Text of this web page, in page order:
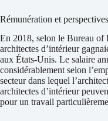
Rémunération et
En 2018, selon le Bureau
architectes d’intérieur
aux États-Unis. Le salaire
considérablement selon
secteur dans lequel
architectes d’intérieur
pour un travail